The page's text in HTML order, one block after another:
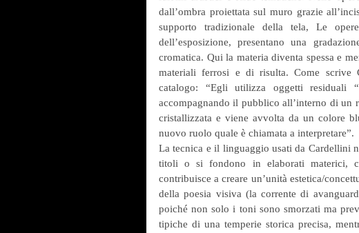
dall’ombra proiettata sul muro grazie
supporto tradizionale della tela, Le
dell’esposizione, presentano una
cromatica. Qui la materia diventa spessa e
materiali ferrosi e di risulta. Come scrive
catalogo: “Egli utilizza oggetti residuali
accompagnando il pubblico all’interno di un
cristallizzata e viene avvolta da un colore
nuovo ruolo quale è chiamata a interpretare”.
La tecnica e il linguaggio usati da Cardellini
titoli o si fondono in elaborati materici,
contribuisce a creare un’unità estetica/
della poesia visiva (la corrente di
poiché non solo i toni sono smorzati ma
tipiche di una temperie storica precisa,